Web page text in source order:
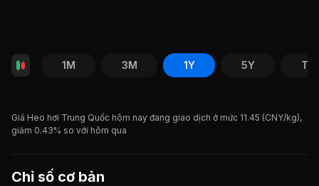
1M 3M 1Y 5Y
Giá Heo hơi Trung Quốc hôm nay đang giao dịch ở mức 11.45 (CNY/kg),
giảm 0.43% so với hôm qua
Chỉ số cơ bản